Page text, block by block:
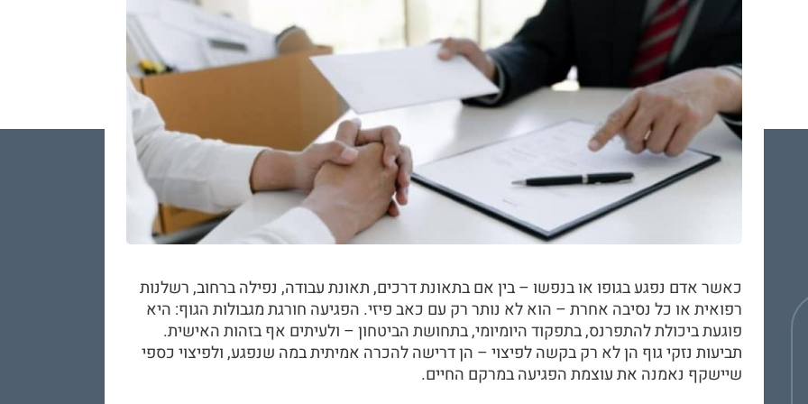
כאשר אדם נפגע בגופו או בנפשו – בין אם בתאונת דרכים, תאונת עבודה, נפילה ברחוב, רשלנות
רפואית או כל נסיבה אחרת – הוא לא נותר רק עם כאב פיזי. הפגיעה חורגת מגבולות הגוף: היא
פוגעת ביכולת להתפרנס, בתפקוד היומיומי, בתחושת הביטחון – ולעיתים אף בזהות האישית.
תביעות נזקי גוף הן לא רק בקשה לפיצוי – הן דרישה להכרה אמיתית במה שנפגע, ולפיצוי כספי
שיישקף נאמנה את עוצמת הפגיעה במרקם החיים.